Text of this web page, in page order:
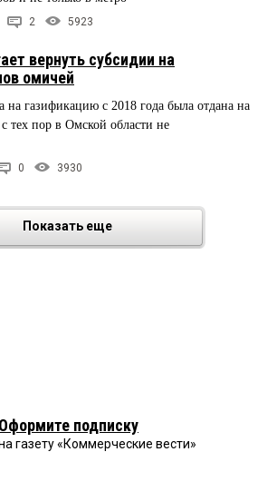
2 5923
вернуть субсидии на
омичей
на газификацию с 2018 года была отдана на
тех пор в Омской области не
0 3930
Показать еще
Оформите подписку
газету «Коммерческие вести»